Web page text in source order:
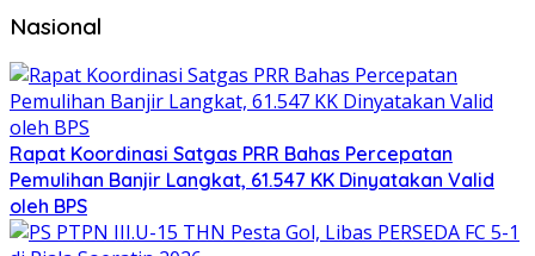
Nasional
Rapat Koordinasi Satgas PRR Bahas Percepatan
Pemulihan Banjir Langkat, 61.547 KK Dinyatakan Valid
oleh BPS